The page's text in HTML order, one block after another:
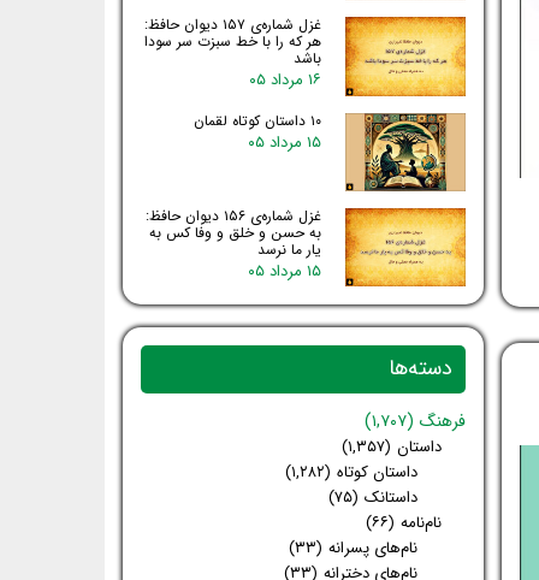
غزل شماره‌ی ۱۵۷ دیوان حافظ:
هر که را با خط سبزت سر سودا
باشد
۱۶ مرداد ۰۵
۱۰ داستان کوتاه لقمان
۱۵ مرداد ۰۵
غزل شماره‌ی ۱۵۶ دیوان حافظ:
به حسن و خلق و وفا کس به
یار ما نرسد
۱۵ مرداد ۰۵
دسته‌ها
فرهنگ (۱,۷۰۷)
داستان (۱,۳۵۷)
داستان کوتاه (۱,۲۸۲)
داستانک (۷۵)
نام‌نامه (۶۶)
نام‌های پسرانه (۳۳)
نام‌های دخترانه (۳۳)